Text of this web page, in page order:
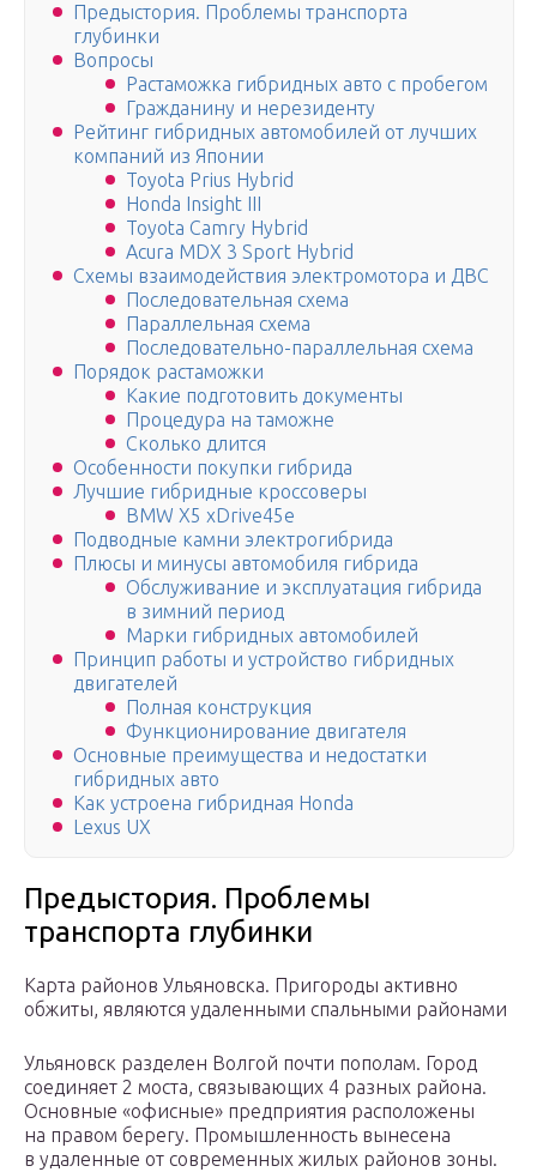
Предыстория. Проблемы транспорта
глубинки
Вопросы
Растаможка гибридных авто с пробегом
Гражданину и нерезиденту
Рейтинг гибридных автомобилей от лучших
компаний из Японии
Toyota Prius Hybrid
Honda Insight III
Toyota Camry Hybrid
Acura MDX 3 Sport Hybrid
Схемы взаимодействия электромотора и ДВС
Последовательная схема
Параллельная схема
Последовательно-параллельная схема
Порядок растаможки
Какие подготовить документы
Процедура на таможне
Сколько длится
Особенности покупки гибрида
Лучшие гибридные кроссоверы
BMW X5 xDrive45e
Подводные камни электрогибрида
Плюсы и минусы автомобиля гибрида
Обслуживание и эксплуатация гибрида
в зимний период
Марки гибридных автомобилей
Принцип работы и устройство гибридных
двигателей
Полная конструкция
Функционирование двигателя
Основные преимущества и недостатки
гибридных авто
Как устроена гибридная Honda
Lexus UX
Предыстория. Проблемы
транспорта глубинки
Карта районов Ульяновска. Пригороды активно
обжиты, являются удаленными спальными районами
Ульяновск разделен Волгой почти пополам. Город
соединяет 2 моста, связывающих 4 разных района.
Основные «офисные» предприятия расположены
на правом берегу. Промышленность вынесена
в удаленные от современных жилых районов зоны.